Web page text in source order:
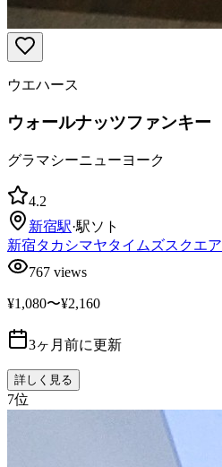
ウエハース
ウォールナッツファンキー
グラマシーニューヨーク
4.2
新宿駅·駅ソト
新宿タカシマヤタイムズスクエア
767 views
¥1,080〜¥2,160
3ヶ月前に更新
詳しく見る
7位